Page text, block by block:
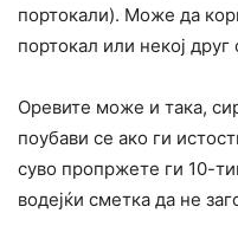
портокали). Може да
портокал или некој друг
Оревите може и така,
поубави се ако ги
суво пропржете ги 10-
водејќи сметка да не